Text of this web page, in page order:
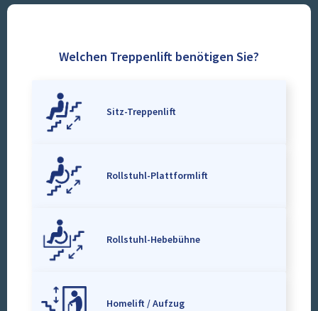
Welchen Treppenlift benötigen Sie?
Sitz-Treppenlift
Rollstuhl-Plattformlift
Rollstuhl-Hebebühne
Homelift / Aufzug